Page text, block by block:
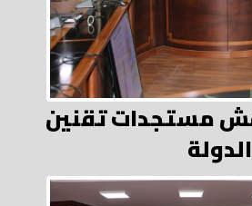
مستجدات تقنين